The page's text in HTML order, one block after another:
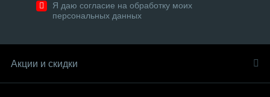
Я даю согласие на обработку моих
персональных данных
Акции и скидки